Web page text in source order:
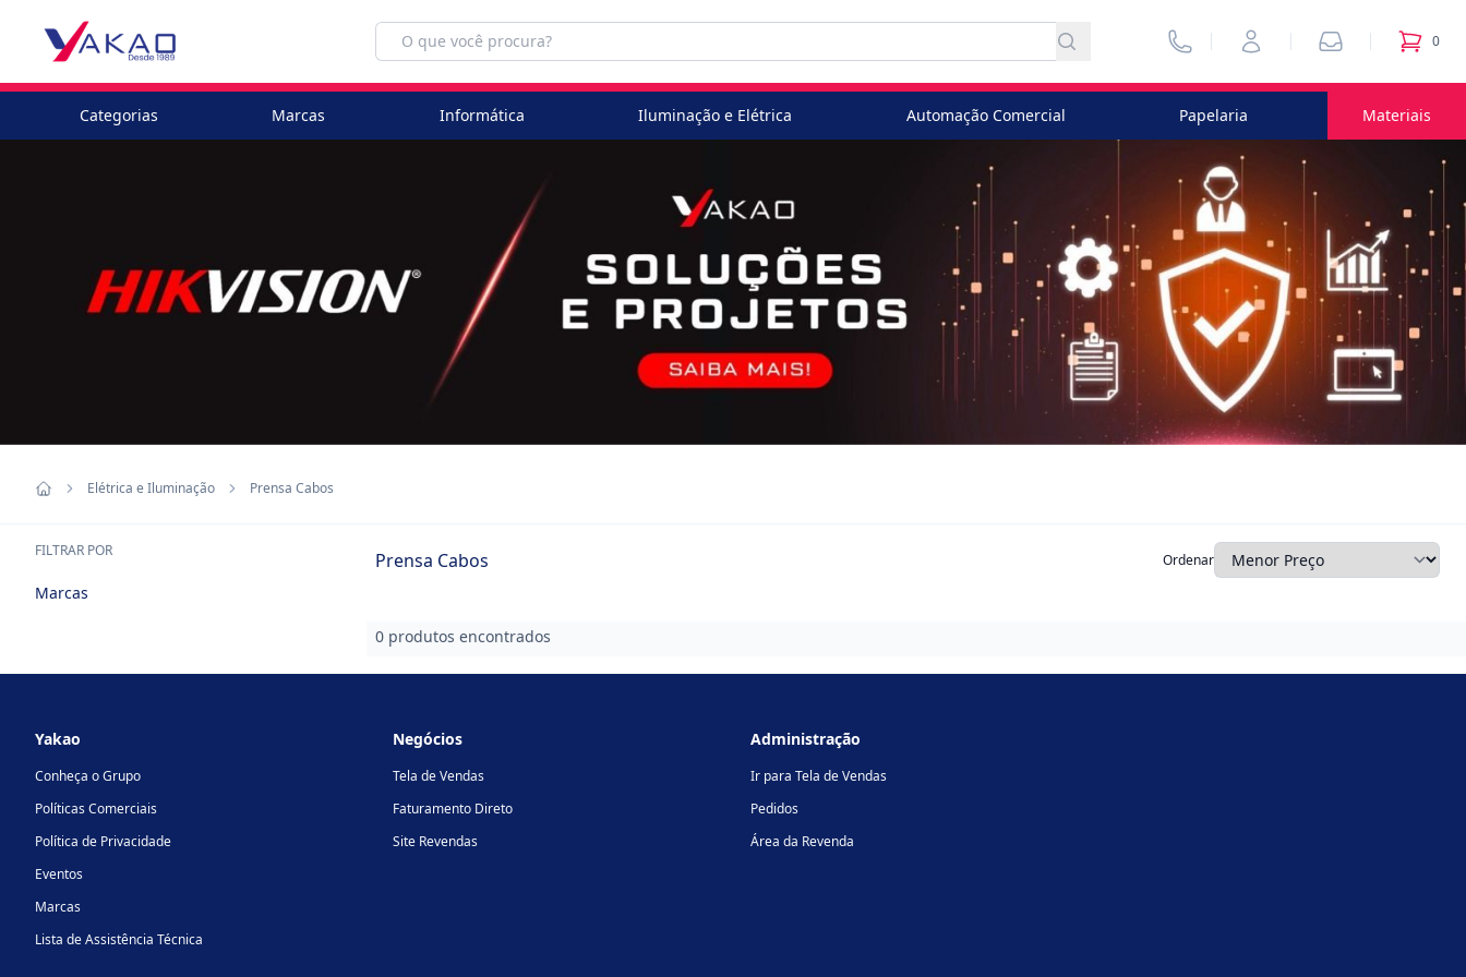
VendedoresMinha ContaPedidos 0
itens
Categorias Marcas Informática Iluminação e Elétrica Automação Comercial Papelaria Materiais
Elétrica e Iluminação Prensa Cabos
FILTRAR POR Prensa Cabos Ordenar
Marcas
0 produtos encontrados
Yakao
Conheça o Grupo
Políticas Comerciais
Política de Privacidade
Eventos
Marcas
Lista de Assistência Técnica
Negócios
Tela de Vendas
Faturamento Direto
Site Revendas
Administração
Ir para Tela de Vendas
Pedidos
Área da Revenda